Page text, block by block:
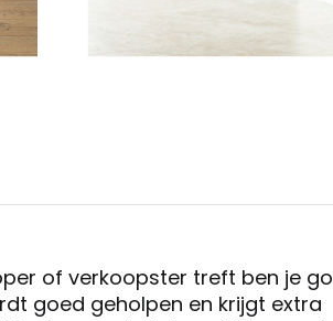
of verkoopster treft ben je
goed geholpen en krijgt extra